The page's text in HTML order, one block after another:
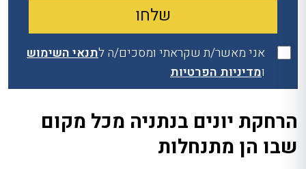
אני מאשר/ת שקראתי ומסכים/ה לתנאי השימוש
ומדיניות הפרטיות
הרחקת יונים בנתניה מכל מקום
שבו הן מתנחלות